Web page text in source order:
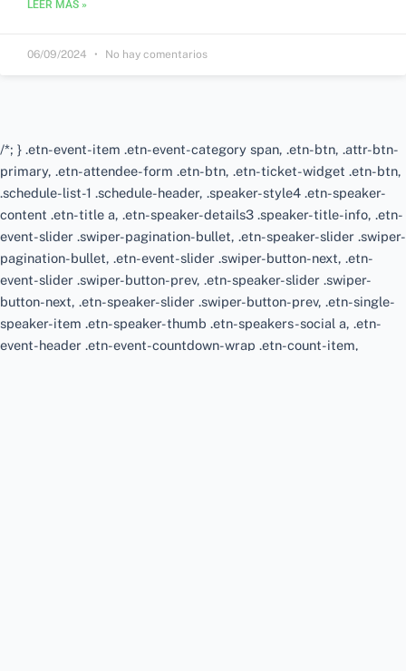
LEER MÁS »
06/09/2024 No hay comentarios
/*; } .etn-event-item .etn-event-category span, .etn-btn, .attr-btn-
primary, .etn-attendee-form .etn-btn, .etn-ticket-widget .etn-btn,
.schedule-list-1 .schedule-header, .speaker-style4 .etn-speaker-
content .etn-title a, .etn-speaker-details3 .speaker-title-info, .etn-
event-slider .swiper-pagination-bullet, .etn-speaker-slider .swiper-
pagination-bullet, .etn-event-slider .swiper-button-next, .etn-
event-slider .swiper-button-prev, .etn-speaker-slider .swiper-
button-next, .etn-speaker-slider .swiper-button-prev, .etn-single-
speaker-item .etn-speaker-thumb .etn-speakers-social a, .etn-
event-header .etn-event-countdown-wrap .etn-count-item,